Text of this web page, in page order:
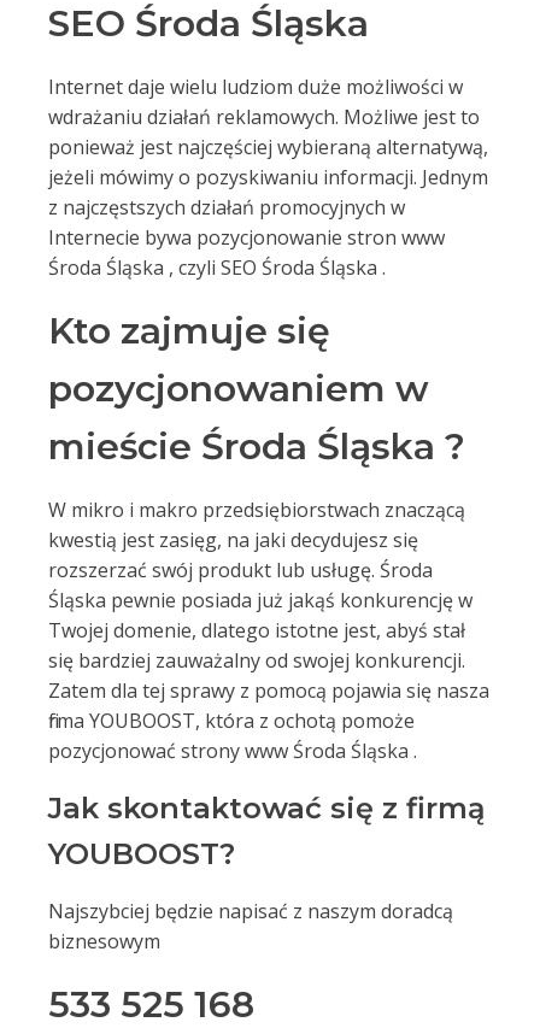
SEO Środa Śląska
Internet daje wielu ludziom duże możliwości w
wdrażaniu działań reklamowych. Możliwe jest to
ponieważ jest najczęściej wybieraną alternatywą,
jeżeli mówimy o pozyskiwaniu informacji. Jednym
z najczęstszych działań promocyjnych w
Internecie bywa pozycjonowanie stron www
Środa Śląska , czyli SEO Środa Śląska .
Kto zajmuje się
pozycjonowaniem w
mieście Środa Śląska ?
W mikro i makro przedsiębiorstwach znaczącą
kwestią jest zasięg, na jaki decydujesz się
rozszerzać swój produkt lub usługę. Środa
Śląska pewnie posiada już jakąś konkurencję w
Twojej domenie, dlatego istotne jest, abyś stał
się bardziej zauważalny od swojej konkurencji.
Zatem dla tej sprawy z pomocą pojawia się nasza
firma YOUBOOST, która z ochotą pomoże
pozycjonować strony www Środa Śląska .
Jak skontaktować się z firmą
YOUBOOST?
Najszybciej będzie napisać z naszym doradcą
biznesowym
533 525 168